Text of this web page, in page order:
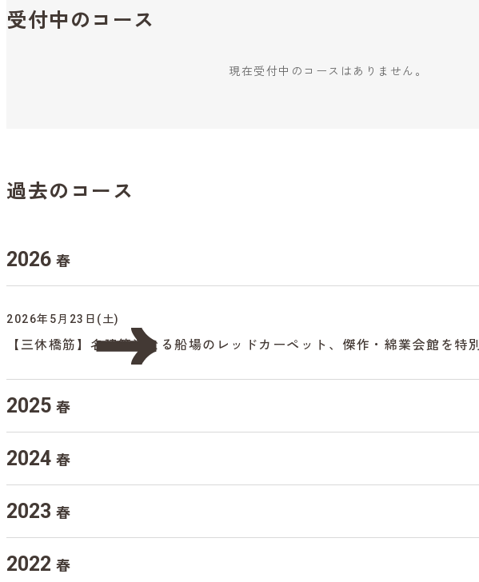
受付中のコース
現在受付中のコースはありません。
過去のコース
2026 春
2026年5月23日(土)
【三休橋筋】名建築連なる船場のレッドカーペット、傑作・綿業会館を特
2025 春
2024 春
2023 春
2022 春